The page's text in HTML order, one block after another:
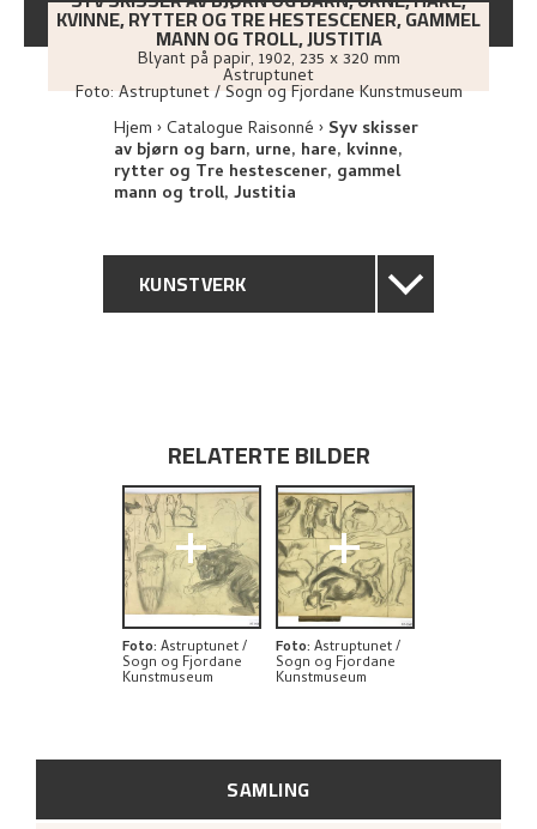
KVINNE, RYTTER OG TRE HESTESCENER, GAMMEL
MANN OG TROLL, JUSTITIA
Blyant på papir, 1902, 235 x 320 mm
Astruptunet
Foto:Astruptunet / Sogn og Fjordane Kunstmuseum
Hjem Catalogue Raisonné Syv skisser
av bjørn og barn, urne, hare, kvinne,
rytter og Tre hestescener, gammel
mann og troll, Justitia
KUNSTVERK
PROVENIENS
UTFORSK
SAMLING
RELATERTE BILDER
+
Foto: Astruptunet /
Sogn og Fjordane
Kunstmuseum
+
Foto: Astruptunet /
Sogn og Fjordane
Kunstmuseum